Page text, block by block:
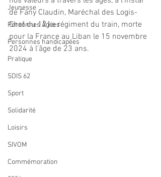
Jeunesse
Personnes Âgées
Personnes handicapées
Pratique
SDIS 62
Sport
Solidarité
Loisirs
SIVOM
Commémoration
de Fany Claudin, Maréchal des Logis-
Chef du 121e régiment du train, morte
pour la France au Liban le 15 novembre
2024 à l’âge de 23 ans.